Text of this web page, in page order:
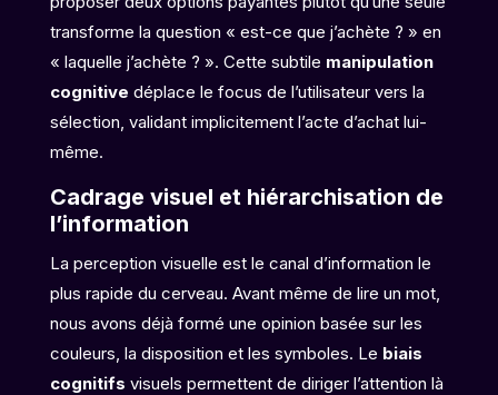
transforme la question « est-ce que j’achète ? » en
« laquelle j’achète ? ». Cette subtile manipulation
cognitive déplace le focus de l’utilisateur vers la
sélection, validant implicitement l’acte d’achat lui-
même.
Cadrage visuel et hiérarchisation de
l’information
La perception visuelle est le canal d’information le
plus rapide du cerveau. Avant même de lire un mot,
nous avons déjà formé une opinion basée sur les
couleurs, la disposition et les symboles. Le biais
cognitifs visuels permettent de diriger l’attention là